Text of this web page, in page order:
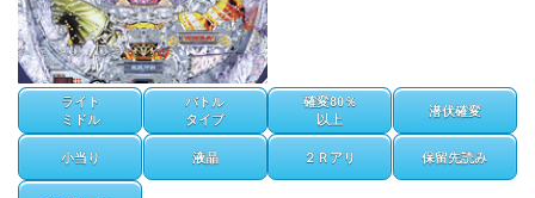
ライト
ミドル
バトル
タイプ
確変80％
以上
潜伏確変
小当り 液晶 ２Ｒアリ 保留先読み